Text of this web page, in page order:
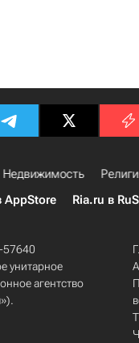
Недвижимость
AppStore Ria.ru в
57640
унитарное
агентство